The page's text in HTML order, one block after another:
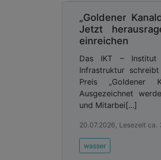
Abonnieren
„Goldener
Jetzt
einreichen
Das IKT – Institut
Infrastruktur
Preis „Goldener
Ausgezeichnet
und Mitarbei[...]
20.07.2026, Lesezeit ca.
wasser